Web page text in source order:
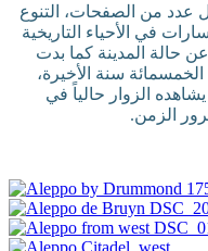
عدد من الصفحات، التنوع
في الأحياء التاريخية
حالة المدينة كما بدت
الخمسمائة سنة الأخيرة،
الزوار حالياً في
الزمن.